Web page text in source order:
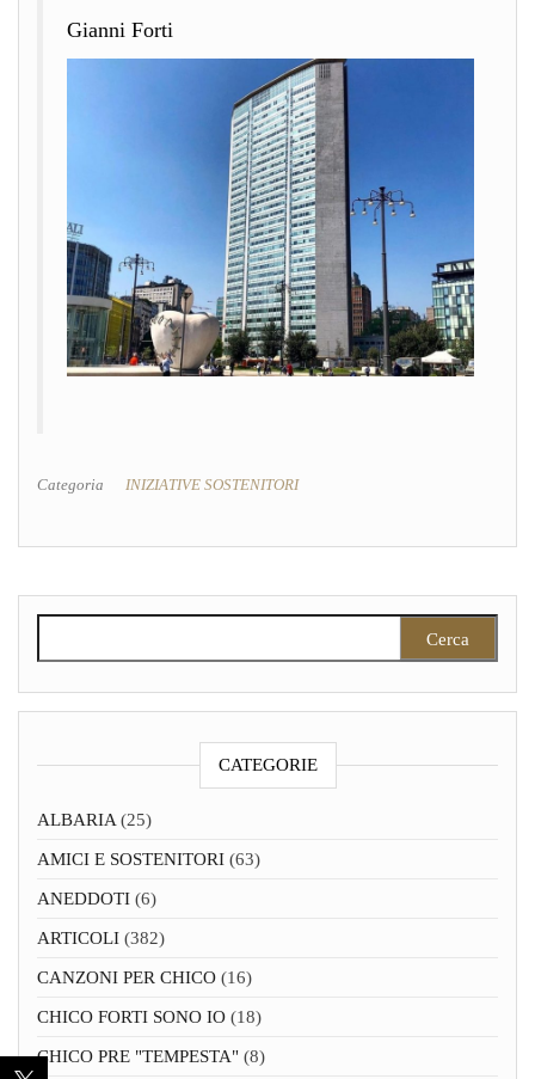
Gianni Forti
Categoria INIZIATIVE SOSTENITORI
CATEGORIE
ALBARIA(25)
AMICI E SOSTENITORI (63)
ANEDDOTI (6)
ARTICOLI (382)
CANZONI PER CHICO (16)
CHICO FORTI SONO IO (18)
CHICO PRE "TEMPESTA" (8)